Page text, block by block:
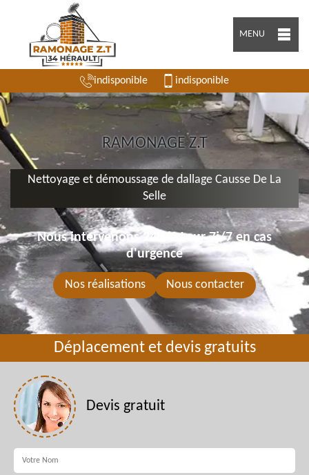
MENU
indisponible indisponible
RAMONAGE Z.T
Nettoyage et démoussage de dallage Causse De La
Selle
Nous intervenons 24h/24 sur 7j/7 en cas
d'urgence
Nos réalisations Nous contacter
Déplacement et devis gratuits
Devis gratuit